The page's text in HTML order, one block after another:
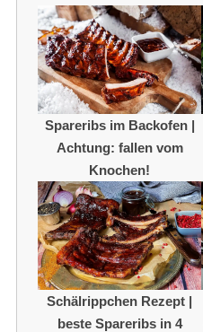
Spareribs im Backofen |
Achtung: fallen vom
Knochen!
Schälrippchen Rezept |
beste Spareribs in 4